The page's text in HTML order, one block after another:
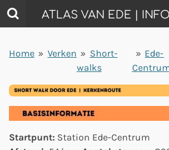
Ga
direct
de
ATLAS VAN EDE |
Home » Verken » Short-
walks
» Ede-
Startpunt: Station Ede-Centrum